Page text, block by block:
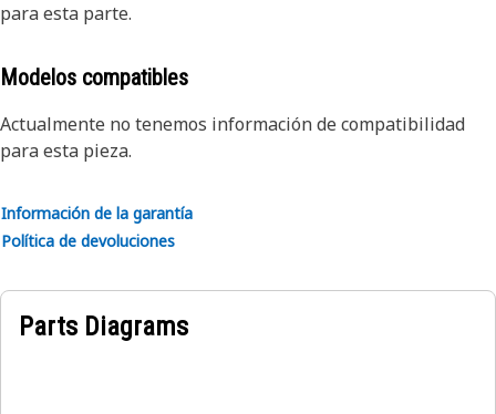
para esta parte.
Modelos compatibles
Actualmente no tenemos información de compatibilidad
para esta pieza.
Información de la garantía
Política de devoluciones
Parts Diagrams